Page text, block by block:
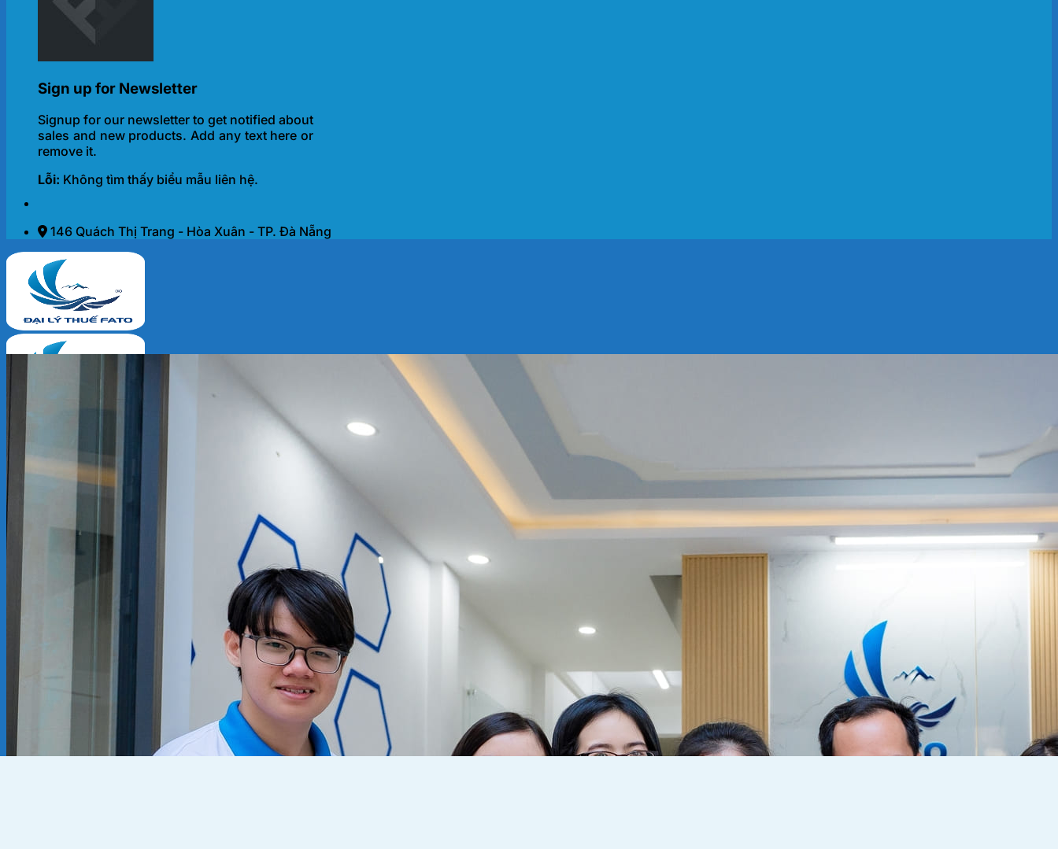
Sign up for Newsletter
Signup for our newsletter to get notified about
sales and new products. Add any text here or
remove it.
Lỗi: Không tìm thấy biểu mẫu liên hệ.
146 Quách Thị Trang - Hòa Xuân - TP. Đà Nẵng
Trang chủ
Dịch vụ
THÀNH LẬP DOANH NGHIỆP 2026
ĐẠI LÝ THUẾ
KẾ TOÁN – TÀI CHÍNH
PHÁP LÝ DOANH NGHIỆP
ĐIỀU KHOẢN SỬ DỤNG